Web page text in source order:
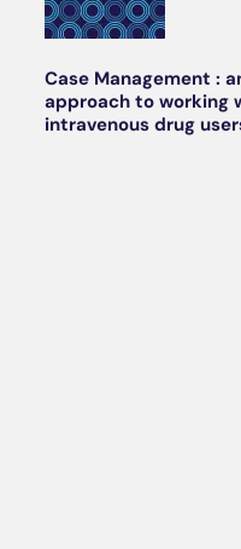
Case Management :
approach to working
intravenous drug